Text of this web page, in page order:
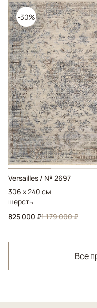
-30%
Versailles / № 2697
306 x 240 см
шерсть
825 000 ₽1 179 000 ₽
Все